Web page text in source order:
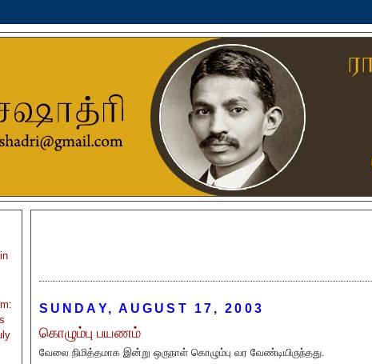
SUNDAY, AUGUST 17, 2003
கொழும்பு பயணம்
வேலை நிமித்தமாக இன்று ஒருநாள் கொழும்பு வர வேண்டியிருந்தது.